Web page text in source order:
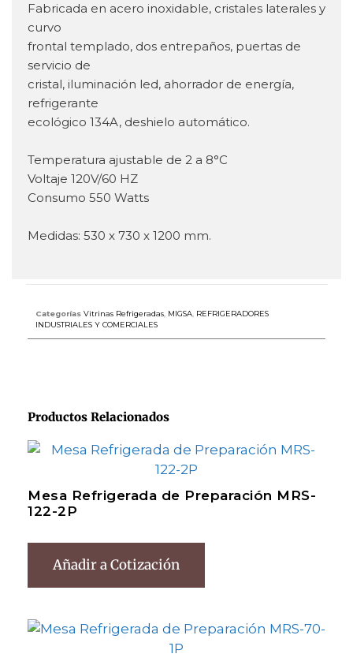
Fabricada en acero inoxidable, cristales laterales y
curvo
frontal templado, dos entrepaños, puertas de
servicio de
cristal, iluminación led, ahorrador de energía,
refrigerante
ecológico 134A, deshielo automático.
Temperatura ajustable de 2 a 8°C
Voltaje 120V/60 HZ
Consumo 550 Watts
Medidas: 530 x 730 x 1200 mm.
Categorías Vitrinas Refrigeradas MIGSA REFRIGERADORES
INDUSTRIALES Y COMERCIALES
Productos Relacionados
Mesa Refrigerada de Preparación MRS-
122-2P
Añadir a Cotización